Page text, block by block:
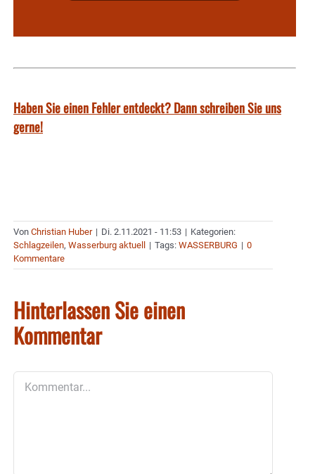
Haben Sie einen Fehler entdeckt? Dann schreiben Sie uns
gerne!
Von Christian Huber | Di. 2.11.2021 - 11:53 | Kategorien:
Schlagzeilen, Wasserburg aktuell | Tags: WASSERBURG | 0
Kommentare
Hinterlassen Sie einen
Kommentar